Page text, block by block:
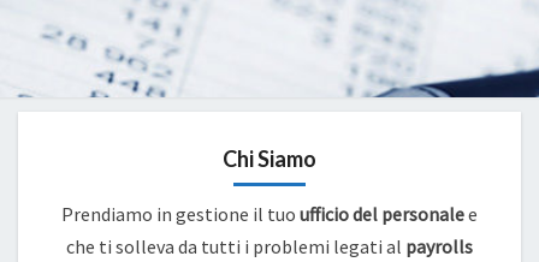
Chi Siamo
Prendiamo in gestione il tuo ufficio del personalee
che ti solleva da tutti i problemi legati al payrolls